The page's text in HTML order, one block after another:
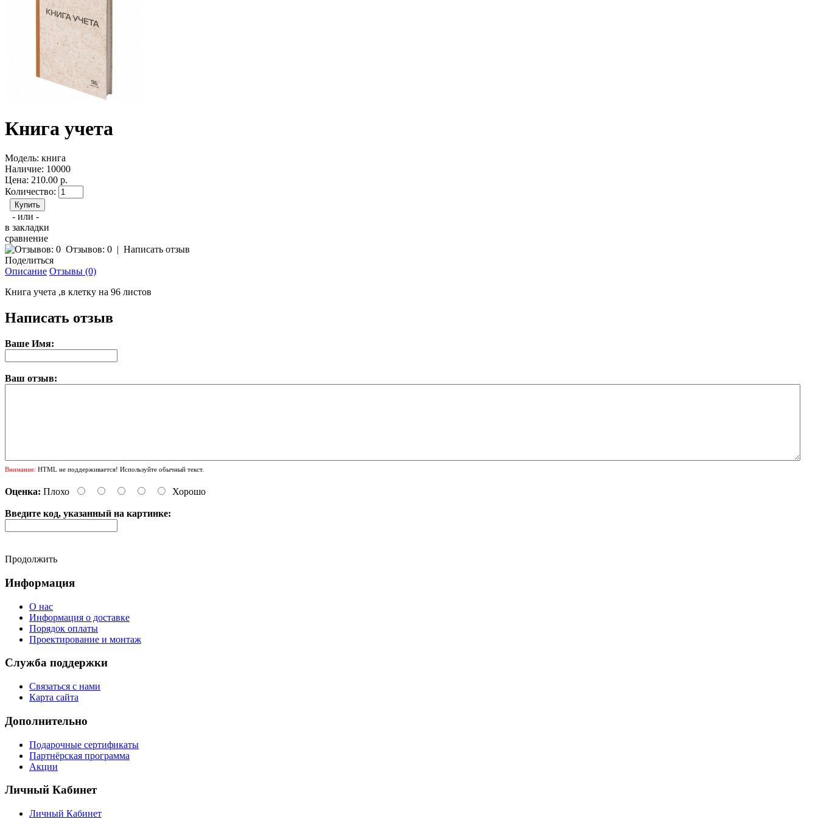
Книга учета
Модель: книга
Наличие: 10000
Цена: 210.00 р.
Количество:
- или -
в закладки
сравнение
Отзывов: 0 | Написать отзыв
Поделиться
Описание Отзывы (0)
Книга учета ,в клетку на 96 листов
Написать отзыв
Ваше Имя:
Ваш отзыв:
Внимание: HTML не поддерживается! Используйте обычный текст.
Оценка: Плохо Хорошо
Введите код, указанный на картинке:
Продолжить
Информация
О нас
Информация о доставке
Порядок оплаты
Проектирование и монтаж
Служба поддержки
Связаться с нами
Карта сайта
Дополнительно
Подарочные сертификаты
Партнёрская программа
Акции
Личный Кабинет
Личный Кабинет